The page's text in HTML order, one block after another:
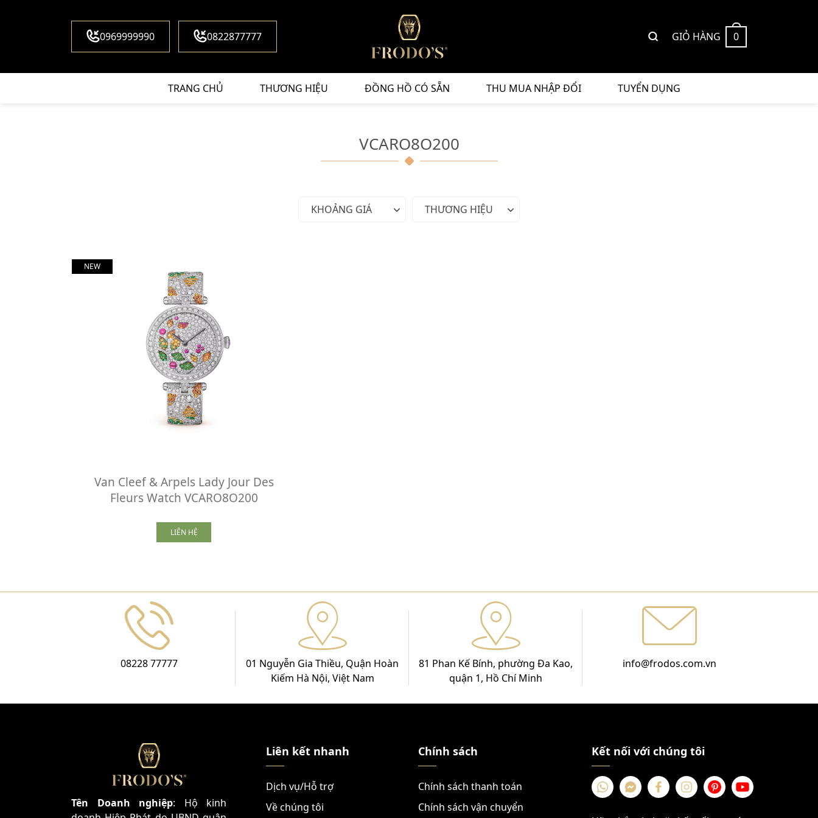
0969999990 0822877777 GIỎ HÀNG 0
TRANG CHỦ THƯƠNG HIỆU ĐỒNG HỒ CÓ SẴN THU MUA NHẬP ĐỔI TUYỂN DỤNG
VCARO8O200
KHOẢNG GIÁ THƯƠNG HIỆU
NEW
Van Cleef & Arpels Lady Jour Des
Fleurs Watch VCARO8O200
LIÊN HỆ
08228 77777
01 Nguyễn Gia Thiều, Quận Hoàn
Kiếm Hà Nội, Việt Nam
81 Phan Kế Bính, phường Đa Kao,
quận 1, Hồ Chí Minh
info@frodos.com.vn
Tên Doanh nghiệp: Hộ kinh
Liên kết nhanh
Dịch vụ/Hỗ trợ
Về chúng tôi
Chính sách
Chính sách thanh toán
Chính sách vận chuyển
Kết nối với chúng tôi